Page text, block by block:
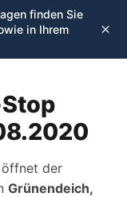
finden Sie
in Ihrem
×
öffnet der
Grünendeich,